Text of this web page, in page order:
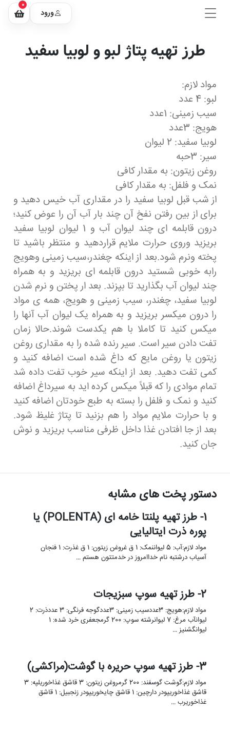
ورود
0
طرز تهیه پتاژ لبو و لوبیا سفید
مواد لازم:
لبو: 4 عدد
سیب زمینی: 1عدد
هویج: 3عدد
لوبیا سفید: 2 لیوان
سیر: 3حبه
روغن زیتون: به مقدار کافی
نمک و فلفل: به مقدار کافی
از شب قبل لوبیا سفید را در مقداری آب خیس دهید و
برای از بین رفتن نفخ آن چند بار آب آن را عوض کنید؛
درون قابلمه ای چند لیوان آب و 1 لیوان لوبیا سفید
بریزید وروی حرارت ملایم قراردهید و منتظر باشید تا
پخته ونرم شود.بعد از اینکه چغندر،سیب زمینی وهویج
رابه خوبی شستید درون قابلمه ای بریزید و به همراه
چند لیوان آب بگذارید تا بپزند. بعد ار پختن و نرم شدن
لوبیا سفید، چغندر، سیب زمینی و هویج، همه ی مواد
را درون میکسر بریزید و به همراه یک لیوان آب آنها را
میکس کنید تا کاملا با هم یکدست شوند.حالا زمان
تفت دادن سیر است. سیر رنده شده را به مقداری روغن
زیتون یا روغن مایع که داغ شده است اضافه کنید و
کمی تفت دهید. بعد از اینکه سیر خوب تفت داده شد
تمام موادی را که قبلاً میکس کرده اید به سیرداغ اضافه
کنید و نمک و فلفل را بسته به طبع خودتان اضافه کنید
و با حرارت ملایم مواد را هم بزنید تا پتاژ غلیظ شود.
بعد از جا افتادن غذا داخل ظرفی مناسب بریزید و نوش
جان کنید.
دستور پخت های مشابه
1- طرز تهیه پلنتا خامه ای (POLENTA) یا
پوره ذرت ایتالیایی
مواد لازم:آب: 5 لیواننمک: 1 ق غروغن زیتون: 1 ق غذرت: 1 فنجان
آسیاب درشتبه نام خداامروز در خدمتتون هستم …
2- طرز تهیه سوپ سبزیجات
مواد لازم:هویج: 3عددسیب زمینی: 3عددگوجه فرنگی: 3 عددذرت: 2
لیوانآب مرغ: 7 لیوانرشته سوپ: 200 گرمجعفری خرد شده: 1
لیوانگشنیز …
3- طرز تهیه سوپ حریره با گوشت(مراکشی)
مواد لازم:گوشت گوسفند: 200 گرمروغن زیتون: 3 قاشق غذاخوریلپه: 3
قاشق غذاخوریپودر دارچین: 1 قاشق چایخوریپودر زنجبیل: 1 قاشق
غذاخوریرب …